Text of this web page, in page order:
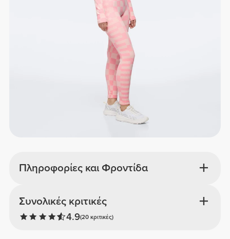
Πληροφορίες και Φροντίδα
Συνολικές κριτικές
4.9(20 κριτικές)